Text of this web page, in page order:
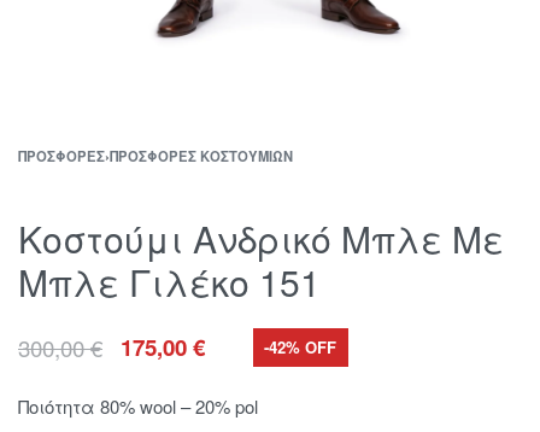
ΠΡΟΣΦΟΡΈΣ›ΠΡΟΣΦΟΡΈΣ ΚΟΣΤΟΥΜΙΏΝ
Κοστούμι Ανδρικό Μπλε Με
Μπλε Γιλέκο 151
300,00€ 175,00€ -42% OFF
Ποιότητα 80% wool – 20% pol